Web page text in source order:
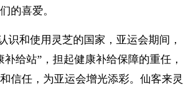
的喜爱。
识和使用灵芝的国家，亚运会期间，
补给站”，担起健康补给保障的重任，
信任，为亚运会增光添彩。仙客来灵